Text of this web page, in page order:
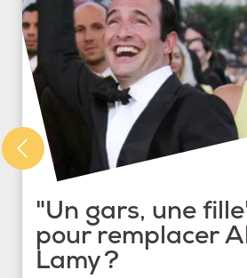
"Un gars, une
pour remplacer
Lamy ?